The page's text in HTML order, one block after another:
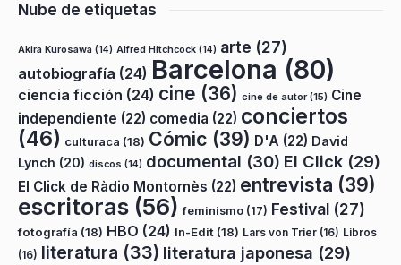
Nube de etiquetas
Akira Kurosawa (14) Alfred Hitchcock (14) arte (27)
autobiografía (24) Barcelona (80)
ciencia ficción (24) cine (36) cine de autor(15) Cine
independiente (22) comedia (22) conciertos
(46) culturaca (18) Cómic (39) D'A (22) David
Lynch (20) discos (14) documental (30) El Click (29)
El Click de Ràdio Montornès (22) entrevista (39)
escritoras (56) feminismo (17) Festival (27)
fotografía (18) HBO (24) In-Edit (18) Lars von Trier (16) Libros
(16) literatura (33) literatura japonesa (29)